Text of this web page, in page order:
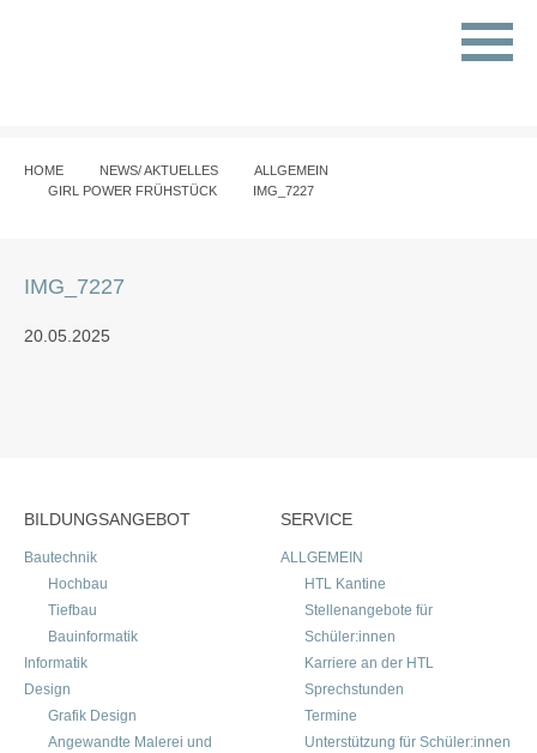
HOME NEWS/ AKTUELLES
ALLGEMEIN
GIRL POWER FRÜHSTÜCK
IMG_7227
IMG_7227
20.05.2025
BILDUNGSANGEBOT
Bautechnik
Hochbau
Tiefbau
Bauinformatik
Informatik
Design
Grafik Design
Angewandte Malerei und
SERVICE
ALLGEMEIN
HTL Kantine
Stellenangebote für
Schüler:innen
Karriere an der HTL
Sprechstunden
Termine
Unterstützung für Schüler:innen